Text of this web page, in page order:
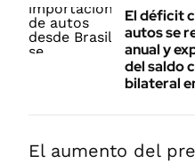
El déficit
autos se
anual y
del saldo
bilateral
El aumento del